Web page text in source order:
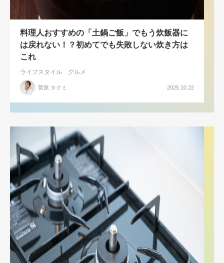
料理人おすすめの「土鍋ご飯」でもう炊飯器に
は戻れない！？初めてでも失敗しない炊き方は
これ
ライフスタイル グルメ
菅原 タクミ 2025.10.22